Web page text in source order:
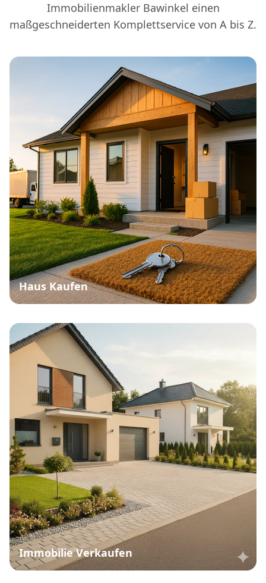
Immobilienmakler Bawinkel einen
maßgeschneiderten Komplettservice von A bis Z.
Haus Kaufen
Immobilie Verkaufen